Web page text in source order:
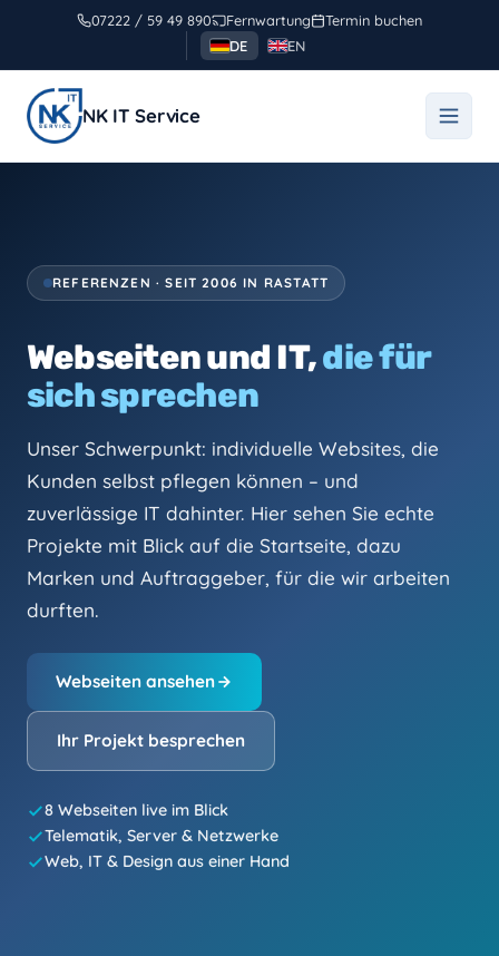
springen
07222 / 59 49 890 Fernwartung
Termin buchen
DE
EN
NK IT Service
REFERENZEN · SEIT 2006 IN RASTATT
Webseiten und IT,die für
sich sprechen
Unser Schwerpunkt: individuelle Websites, die
Kunden selbst pflegen können – und
zuverlässige IT dahinter. Hier sehen Sie echte
Projekte mit Blick auf die Startseite, dazu
Marken und Auftraggeber, für die wir arbeiten
durften.
Webseiten ansehen
Ihr Projekt besprechen
8 Webseiten live im Blick
Telematik, Server & Netzwerke
Web, IT & Design aus einer Hand